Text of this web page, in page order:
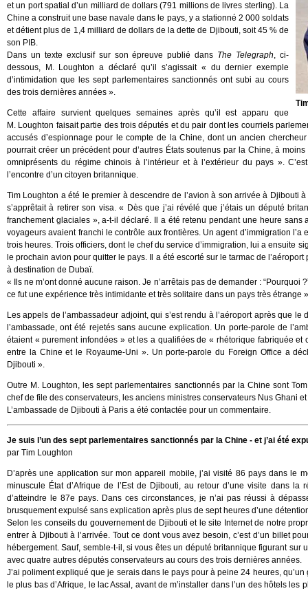
et un port spatial d’un milliard de dollars (791 millions de livres sterling). La
Chine a construit une base navale dans le pays, y a stationné 2 000 soldats
et détient plus de 1,4 milliard de dollars de la dette de Djibouti, soit 45 % de
son PIB.
Dans un texte exclusif sur son épreuve publié dans The Telegraph, ci-
dessous, M. Loughton a déclaré qu’il s’agissait « du dernier exemple
d’intimidation que les sept parlementaires sanctionnés ont subi au cours
des trois dernières années ».
Cette affaire survient quelques semaines après qu’il est apparu que
M. Loughton faisait partie des trois députés et du pair dont les courriels
accusés d’espionnage pour le compte de la Chine, dont un ancien
pourrait créer un précédent pour d’autres États soutenus par la Chine, à
omniprésents du régime chinois à l’intérieur et à l’extérieur du pays ».
l’encontre d’un citoyen britannique.
Tim Loughton a été le premier à descendre de l’avion à son arrivée à Djibouti
s’apprêtait à retirer son visa. « Dès que j’ai révélé que j’étais un député
franchement glaciales », a-t-il déclaré. Il a été retenu pendant une heure
voyageurs avaient franchi le contrôle aux frontières. Un agent d’immigration
trois heures. Trois officiers, dont le chef du service d’immigration, lui a ensuite
le prochain avion pour quitter le pays. Il a été escorté sur le tarmac de
à destination de Dubaï.
« Ils ne m’ont donné aucune raison. Je n’arrêtais pas de demander :
ce fut une expérience très intimidante et très solitaire dans un pays très étrange
Les appels de l’ambassadeur adjoint, qui s’est rendu à l’aéroport après que
l’ambassade, ont été rejetés sans aucune explication. Un porte-parole de
étaient « purement infondées » et les a qualifiées de « rhétorique fabriquée
entre la Chine et le Royaume-Uni ». Un porte-parole du Foreign Office a
Djibouti ».
Outre M. Loughton, les sept parlementaires sanctionnés par la Chine sont
chef de file des conservateurs, les anciens ministres conservateurs Nus Ghani
L’ambassade de Djibouti à Paris a été contactée pour un commentaire.
Je suis l’un des sept parlementaires sanctionnés par la Chine - et j’ai été
par Tim Loughton
D’après une application sur mon appareil mobile, j’ai visité 86 pays dans
minuscule État d’Afrique de l’Est de Djibouti, au retour d’une visite dans
d’atteindre le 87e pays. Dans ces circonstances, je n’ai pas réussi à
brusquement expulsé sans explication après plus de sept heures d’une
Selon les conseils du gouvernement de Djibouti et le site Internet de notre
entrer à Djibouti à l’arrivée. Tout ce dont vous avez besoin, c’est d’un billet
hébergement. Sauf, semble-t-il, si vous êtes un député britannique figurant
avec quatre autres députés conservateurs au cours des trois dernières années.
J’ai poliment expliqué que je serais dans le pays pour à peine 24 heures,
le plus bas d’Afrique, le lac Assal, avant de m’installer dans l’un des hôtels